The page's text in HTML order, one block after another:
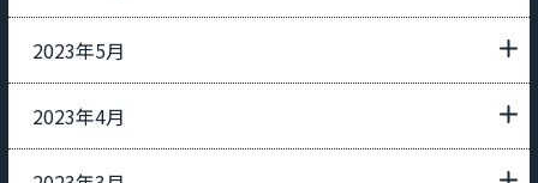
2023年5月
2023年4月